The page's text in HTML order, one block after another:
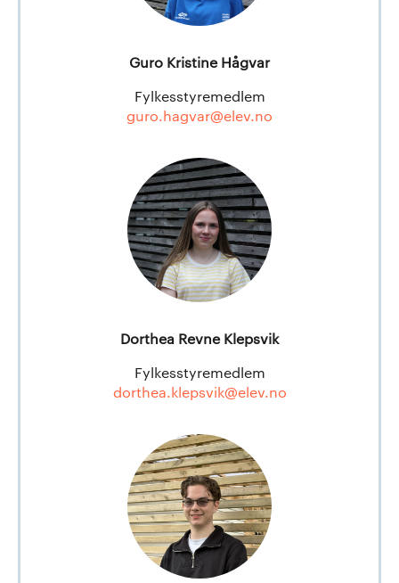
Guro Kristine Hågvar
Fylkesstyremedlem
guro.hagvar@elev.no
Dorthea Revne Klepsvik
Fylkesstyremedlem
dorthea.klepsvik@elev.no